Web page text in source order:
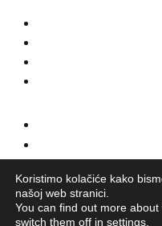
© 2026LaVie
Koristimo kolačiće kako
našoj web stranici.
You can find out more
switch them off in settings